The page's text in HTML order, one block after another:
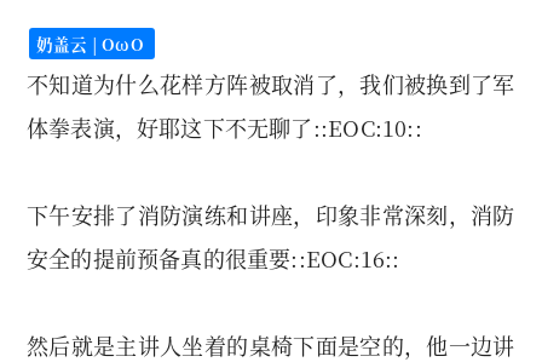
奶盖云 | OωO
不知道为什么花样方阵被取消了，我们被换到了军
体拳表演，好耶这下不无聊了::EOC:10::
下午安排了消防演练和讲座，印象非常深刻，消防
安全的提前预备真的很重要::EOC:16::
然后就是主讲人坐着的桌椅下面是空的，他一边讲